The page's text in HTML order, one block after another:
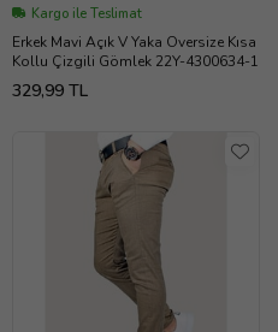
Kargo ile Teslimat
Erkek Mavi Açık V Yaka Oversize Kısa
Kollu Çizgili Gömlek 22Y-4300634-1
329,99 TL